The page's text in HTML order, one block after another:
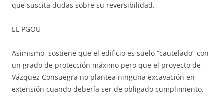
que suscita dudas sobre su reversibilidad.
EL PGOU
Asimismo, sostiene que el edificio es suelo “cautelado” con
un grado de protección máximo pero que el proyecto de
Vázquez Consuegra no plantea ninguna excavación en
extensión cuando debería ser de obligado cumplimiento.